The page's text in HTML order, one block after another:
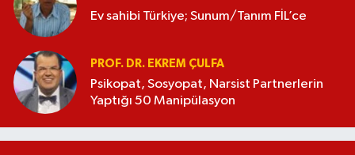
Ev sahibi Türkiye; Sunum/Tanım FİL’ce
PROF. DR. EKREM ÇULFA
Psikopat, Sosyopat, Narsist Partnerlerin
Yaptığı 50 Manipülasyon